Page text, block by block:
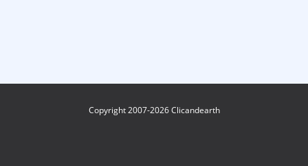
Copyright 2007-2026 Clicandearth